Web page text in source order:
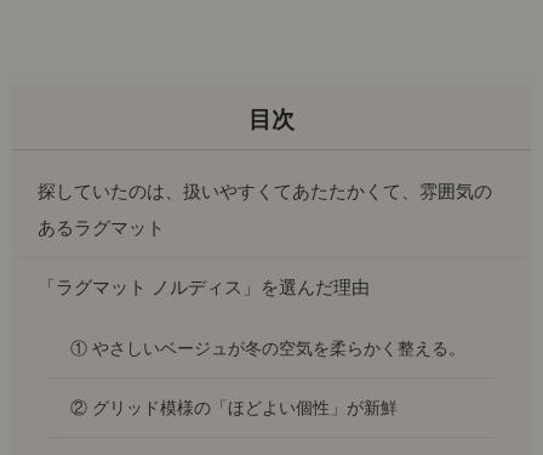
探していたのは、扱いやすくてあたたかくて、雰囲気の
あるラグマット
「ラグマット ノルディス」を選んだ理由
① やさしいベージュが冬の空気を柔らかく整える。
② グリッド模様の「ほどよい個性」が新鮮